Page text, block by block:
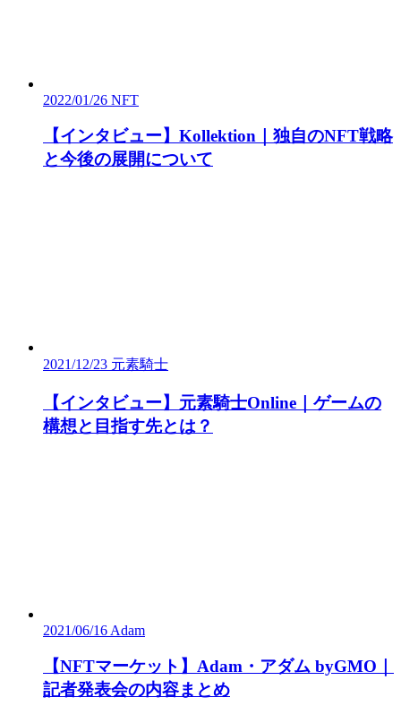
2022/01/26 NFT
【インタビュー】Kollektion｜独自のNFT戦略
と今後の展開について
2021/12/23 元素騎士
【インタビュー】元素騎士Online｜ゲームの
構想と目指す先とは？
2021/06/16 Adam
【NFTマーケット】Adam・アダム byGMO｜
記者発表会の内容まとめ